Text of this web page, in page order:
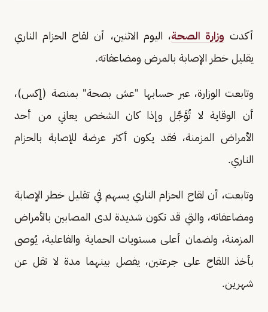
أكدت وزارة الصحة، اليوم الاثنين، أن لقاح الحزام الناري
يقليل خطر الإصابة بالمرض ومضاعفاته.
وتابعت الوزارة، عبر حسابها "عش بصحة" بمنصة (إكس)،
أن الوقاية لا تُؤَجَّل وإذا كان الشخص يعاني من أحد
الأمراض المزمنة، فقد يكون أكثر عرضة للإصابة بالحزام
الناري.
وتابعت، أن لقاح الحزام الناري يسهم في تقليل خطر الإصابة
ومضاعفاته، والتي قد تكون شديدة لدى المصابين بالأمراض
المزمنة، ولضمان أعلى مستويات الحماية والفاعلية، يُوصى
بأخذ اللقاح على جرعتين، يفصل بينهما مدة لا تقل عن
شهرين.